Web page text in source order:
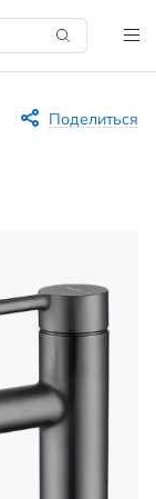
Поделиться